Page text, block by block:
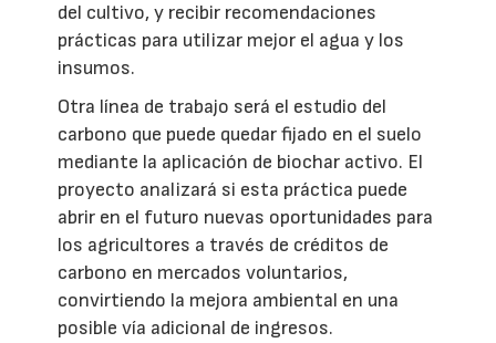
del cultivo, y recibir recomendaciones
prácticas para utilizar mejor el agua y los
insumos.
Otra línea de trabajo será el estudio del
carbono que puede quedar fijado en el suelo
mediante la aplicación de biochar activo. El
proyecto analizará si esta práctica puede
abrir en el futuro nuevas oportunidades para
los agricultores a través de créditos de
carbono en mercados voluntarios,
convirtiendo la mejora ambiental en una
posible vía adicional de ingresos.